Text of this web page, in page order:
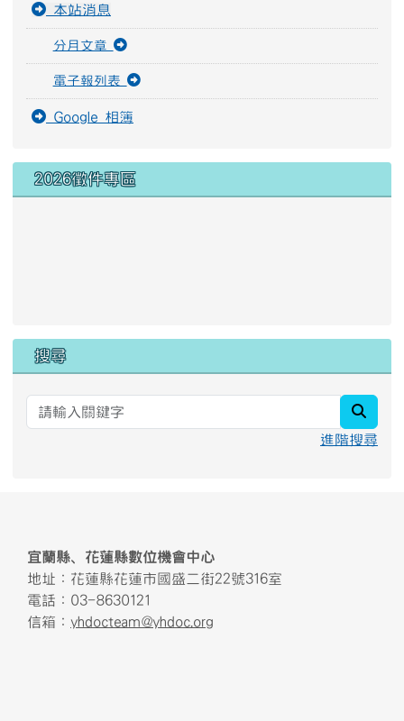
本站消息
分月文章
電子報列表
Google 相簿
2026徵件專區
搜尋
進階搜尋
頁尾區域內容
宜蘭縣、花蓮縣數位機會中心
地址：花蓮縣花蓮市國盛二街22號316室
電話：03-8630121
信箱： yhdocteam@yhdoc.org